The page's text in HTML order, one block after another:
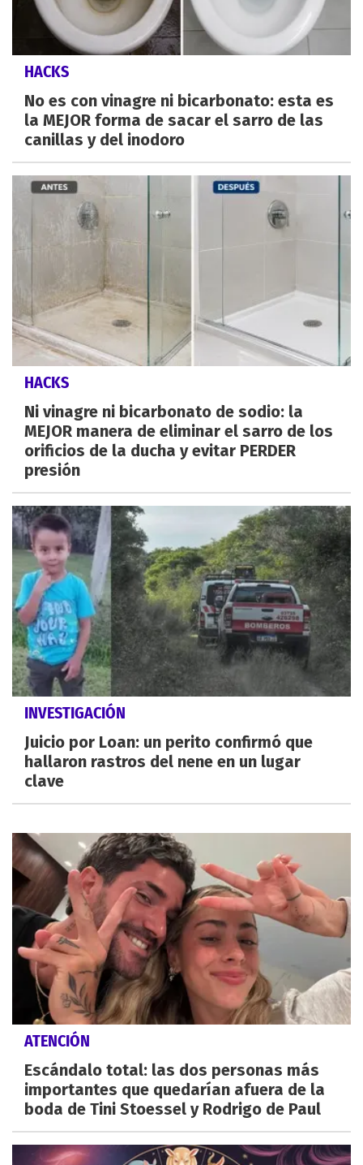
HACKS
No es con vinagre ni bicarbonato: esta es
la MEJOR forma de sacar el sarro de las
canillas y del inodoro
HACKS
Ni vinagre ni bicarbonato de sodio: la
MEJOR manera de eliminar el sarro de los
orificios de la ducha y evitar PERDER
presión
INVESTIGACIÓN
Juicio por Loan: un perito confirmó que
hallaron rastros del nene en un lugar
clave
ATENCIÓN
Escándalo total: las dos personas más
importantes que quedarían afuera de la
boda de Tini Stoessel y Rodrigo de Paul